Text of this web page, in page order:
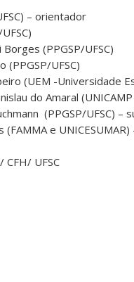
– orientador
(PPGSP/UFSC)
(PPGSP/UFSC)
(UEM -Universidade
do Amaral
(PPGSP/UFSC) –
e
CFH/ UFSC